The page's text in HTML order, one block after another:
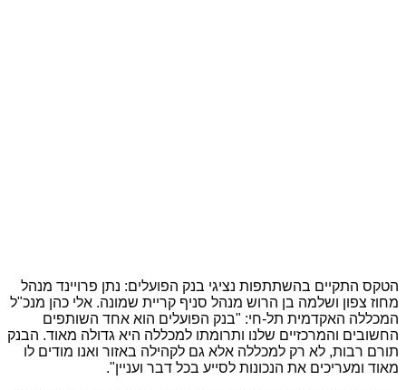
הטקס התקיים בהשתתפות נציגי בנק הפועלים: נתן פרויינד מנהל
מחוז צפון ושלמה בן הרוש מנהל סניף קריית שמונה. אלי כהן מנכ"ל
המכללה האקדמית תל-חי: "בנק הפועלים הוא אחד השותפים
החשובים והמרכזיים שלנו ותרומתו למכללה היא גדולה מאוד. הבנק
תורם רבות, לא רק למכללה אלא גם לקהילה באזור ואנו מודים לו
מאוד ומעריכים את הנכונות לסייע בכל דבר ועניין".